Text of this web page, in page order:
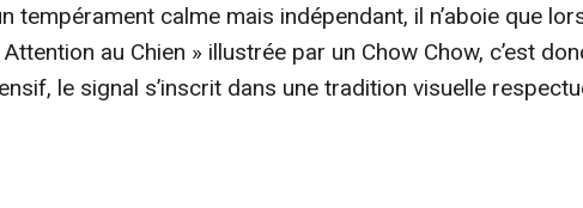
calme mais indépendant, il n’aboie que
au Chien » illustrée par un Chow Chow, c’est
le signal s’inscrit dans une tradition visuelle